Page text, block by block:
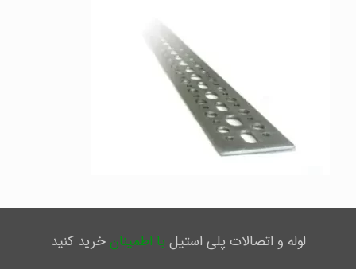
لوله و اتصالات پلی استیل با اطمینانخرید کنید